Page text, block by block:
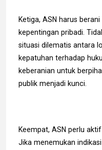
Ketiga, ASN harus
kepentingan pribadi.
situasi dilematis antara
kepatuhan terhadap
keberanian untuk
publik menjadi kunci.
Keempat, ASN perlu
Jika menemukan